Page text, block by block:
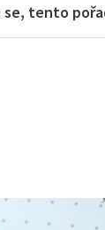
se, tento